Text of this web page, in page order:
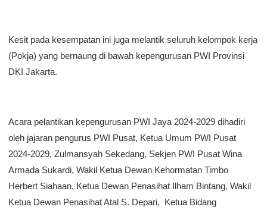
Kesit pada kesempatan ini juga melantik seluruh kelompok kerja
(Pokja) yang bernaung di bawah kepengurusan PWI Provinsi
DKI Jakarta.
Acara pelantikan kepengurusan PWI Jaya 2024-2029 dihadiri
oleh jajaran pengurus PWI Pusat, Ketua Umum PWI Pusat
2024-2029, Zulmansyah Sekedang, Sekjen PWI Pusat Wina
Armada Sukardi, Wakil Ketua Dewan Kehormatan Timbo
Herbert Siahaan, Ketua Dewan Penasihat Ilham Bintang, Wakil
Ketua Dewan Penasihat Atal S. Depari, Ketua Bidang